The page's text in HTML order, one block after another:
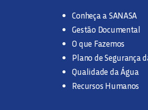
Conheça a SANASA
Gestão Documental
O que Fazemos
Plano de Segurança
Qualidade da Água
Recursos Humanos